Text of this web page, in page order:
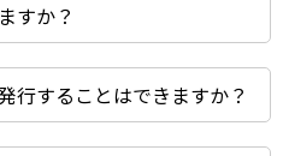
すか？
行することはできますか？